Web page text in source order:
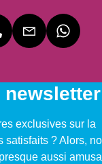
newsletter
exclusives sur la
satisfaits ? Alors,
aussi